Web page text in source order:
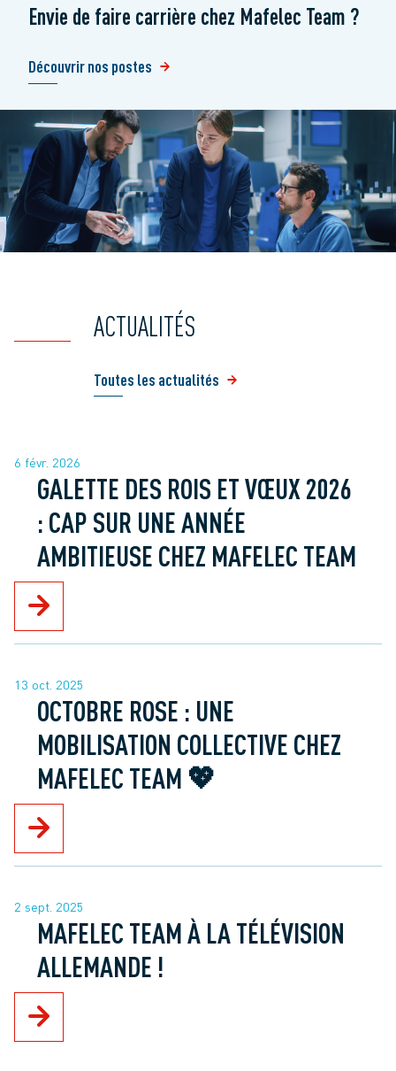
Envie de faire carrière chez Mafelec Team ?
Découvrir nos postes
ACTUALITÉS
Toutes les actualités
6 févr. 2026
GALETTE DES ROIS ET VŒUX 2026
: CAP SUR UNE ANNÉE
AMBITIEUSE CHEZ MAFELEC TEAM
13 oct. 2025
OCTOBRE ROSE : UNE
MOBILISATION COLLECTIVE CHEZ
MAFELEC TEAM 💖
2 sept. 2025
MAFELEC TEAM À LA TÉLÉVISION
ALLEMANDE !